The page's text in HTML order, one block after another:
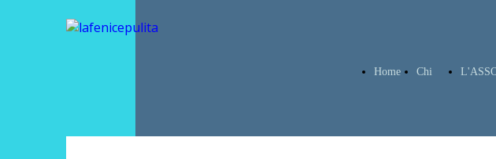
Home Chi